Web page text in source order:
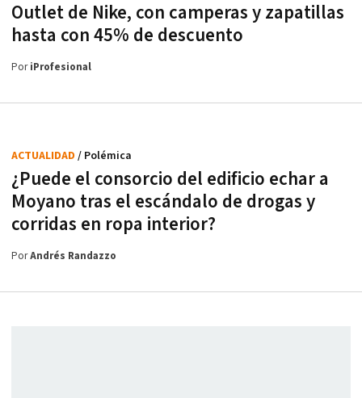
Outlet de Nike, con camperas y zapatillas
hasta con 45% de descuento
PoriProfesional
¿Puede el consorcio del edificio echar a
Moyano tras el escándalo de drogas y
corridas en ropa interior?
ACTUALIDAD / Polémica
PorAndrés Randazzo